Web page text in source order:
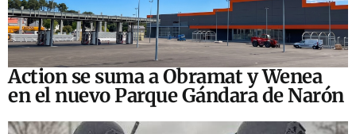
Action se suma a Obramat y Wenea
en el nuevo Parque Gándara de Narón